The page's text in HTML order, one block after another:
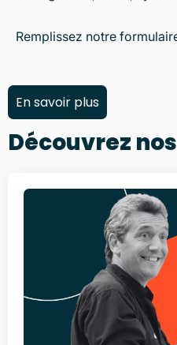
Remplissez notre
En savoir plus
Découvrez